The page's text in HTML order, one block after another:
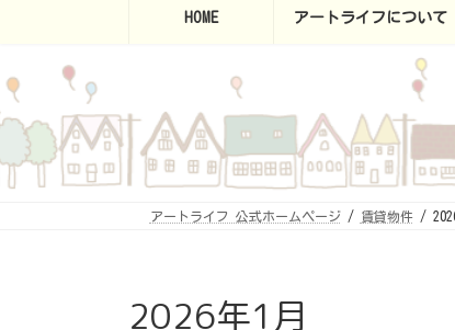
HOME アートライフについて
アートライフ 公式ホームページ 賃貸物件
2026年1月